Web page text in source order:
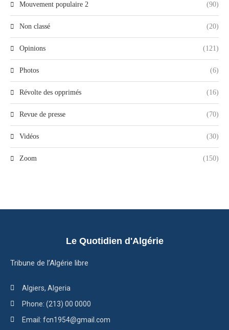
Mouvement populaire 2 (90)
Non classé (20)
Opinions (121)
Photos (6)
Révolte des opprimés (16)
Revue de presse (70)
Vidéos (30)
Zoom (150)
Le Quotidien d'Algérie
Tribune de l’Algérie libre
Algiers, Algeria
Phone: (213) 00 0000
Email: fcn1954@gmail.com